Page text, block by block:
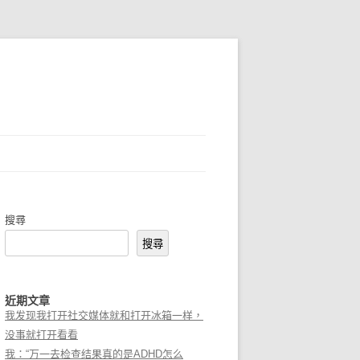
搜尋
搜尋
近期文章
我发现我打开社交媒体就和打开冰箱一样，
没事就打开看看
我：“万一去检查结果真的是ADHD怎么